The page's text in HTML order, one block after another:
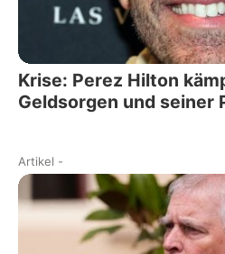
Krise: Perez Hilton
Geldsorgen und seiner
Artikel -